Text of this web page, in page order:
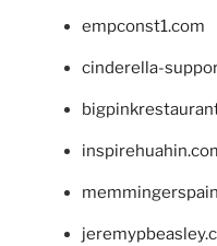
empconst1.com
cinderella-